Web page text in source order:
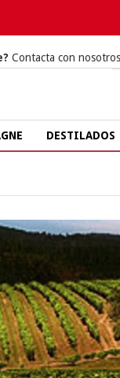
Contacta con nosotros
DESTILADOS